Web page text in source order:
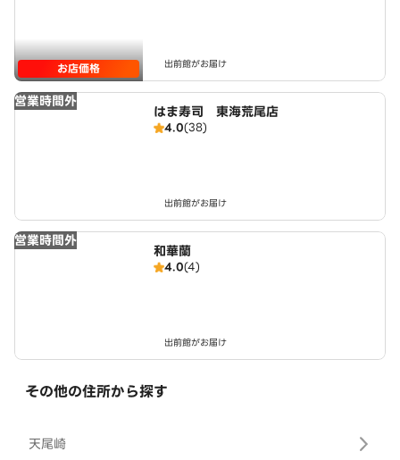
お店価格 出前館がお届け
営業時間外
はま寿司 東海荒尾店
4.0(38)
出前館がお届け
営業時間外
和華蘭
4.0(4)
出前館がお届け
その他の住所から探す
天尾崎